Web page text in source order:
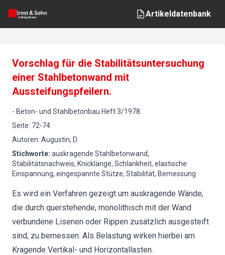
Artikeldatenbank
Vorschlag für die Stabilitätsuntersuchung
einer Stahlbetonwand mit
Aussteifungspfeilern.
- Beton- und Stahlbetonbau Heft3/1978
Seite: 72-74
Autoren: Augustin, D.
Stichworte: auskragende Stahlbetonwand,
Stabilitätsnachweis, Knicklänge, Schlankheit, elastische
Einspannung, eingespannte Stütze, Stabilität, Bemessung
Es wird ein Verfahren gezeigt um auskragende Wände,
die durch querstehende, monolithisch mit der Wand
verbundene Lisenen oder Rippen zusätzlich ausgesteift
sind, zu bemessen. Als Belastung wirken hierbei am
Kragende Vertikal- und Horizontallasten.